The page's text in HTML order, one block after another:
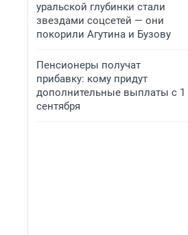
уральской глубинки стали
звездами соцсетей — они
покорили Агутина и Бузову
Пенсионеры получат
прибавку: кому придут
дополнительные выплаты с 1
сентября